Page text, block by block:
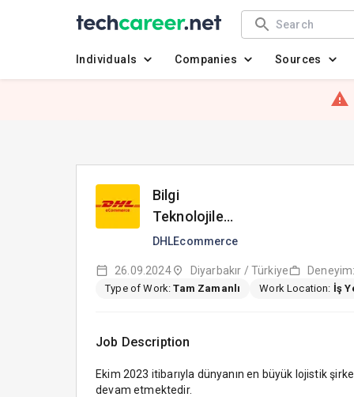
Individuals Companies Sources
Bilgi
Teknolojileri
Uzmanı
DHLEcommerce
26.09.2024 Diyarbakır / Türkiye Deneyim:
Type of Work:Tam Zamanlı Work Location: İş
Job Description
Ekim 2023 itibarıyla dünyanın en büyük lojistik
devam etmektedir.